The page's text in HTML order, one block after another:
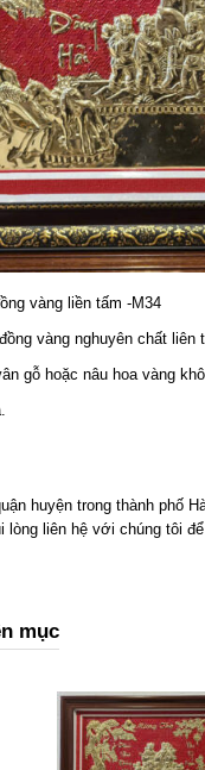
vàng liền tấm -M34
vàng nghuyên chất
gỗ hoặc nâu hoa vàng
huyện trong thành phố
lòng liên hệ với chúng tôi
mục